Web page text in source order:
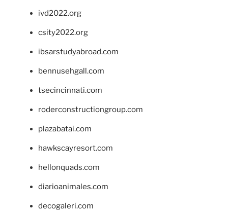
ivd2022.org
csity2022.org
ibsarstudyabroad.com
bennusehgall.com
tsecincinnati.com
roderconstructiongroup.com
plazabatai.com
hawkscayresort.com
hellonquads.com
diarioanimales.com
decogaleri.com